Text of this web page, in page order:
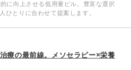
に向上させる低用量ピル。豊富な選択
ひとりに合わせて提案します。
療の最前線。メソセラピー×栄養